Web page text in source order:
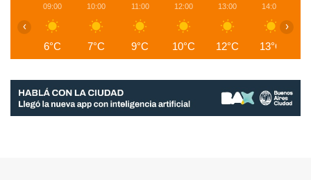
09:00
6°C
10:00
7°C
11:00
9°C
12:00
10°C
13:00
12°C
14:00
13°C
‹ ›